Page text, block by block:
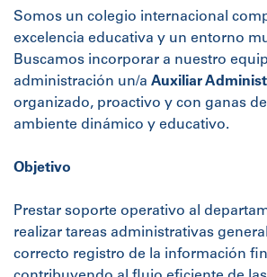
Somos un colegio internacional
excelencia educativa y un entorno
Buscamos incorporar a nuestro
administración un/a Auxiliar
organizado, proactivo y con ganas
ambiente dinámico y educativo.
Objetivo
Prestar soporte operativo al
realizar tareas administrativas
correcto registro de la información